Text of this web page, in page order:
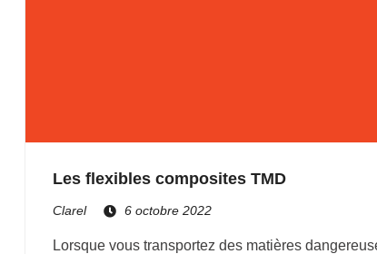
Les flexibles composites TMD
Clarel 6 octobre 2022
Lorsque vous transportez des matières